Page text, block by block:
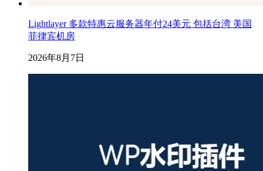
Lightlayer 多款特惠云服务器年付24美元 包括台湾 美国
菲律宾机房
2026年8月7日